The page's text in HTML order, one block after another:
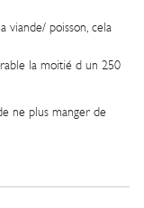
viande/ poisson, cela
la moitié d un 250
ne plus manger de